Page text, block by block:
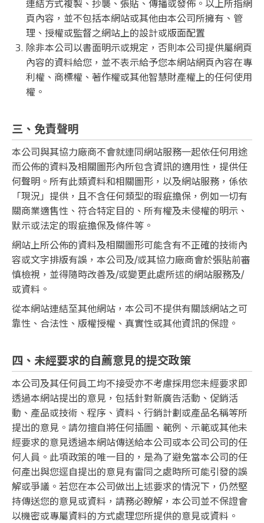
連結方式複製、抄襲、張貼、傳播或發佈。以上所指網
頁內容，並不包括本網站或其他由本公司所擁有、管
理、授權或監督之網站上的設計或版面配置
除非本公司以書面明示或規定，否則本公司提供屬網頁
內容的資料給您，並不表示給予您本網站網頁內容在專
利權、商標權、著作權或其他智慧財產權上的任何使用
權。
三、免責聲明
本公司與其協力廠商不會就連同網站服務一起依任何用途
而公佈的資料及相關圖形內所包含資訊的適用性，提供任
何聲明。所有此類資料和相關圖形，以及網站服務，係依
「現況」提供，且不含任何類型的瑕疵擔保，例如一切有
關商業適售性、符合特定目的、所有權及未侵權的明示、
默示或法定的瑕疵擔保及條件等。
網站上所公佈的資料及相關圖形可能含有不正確的技術內
容或文字排版有誤，本公司及/或其協力廠商會於張貼前審
慎檢視，並得隨時改善及/或變更此處所述的網站服務及/
或資料。
從本網站連結至其他網站，本公司不提供有關該網站之可
靠性、合法性、版權授權、真實性或其他資訊的保證。
四、未經要求的自薦意見的提交政策
本公司及其任何員工均不接受亦不考慮採用您未經要求即
透過本網站提出的意見，包括針對新廣告活動、促銷活
動、產品或技術、程序、資料、行銷計劃或產品名稱等所
提出的意見。請勿擅自將任何插圖、範例、示範或其他未
經要求的意見透過本網站傳送給本公司或本公司公司的任
何人員。此項政策的唯一目的，是為了避免當本公司的任
何產出與您逕自提出的意見有雷同之處時所可能引發的誤
解或爭議。若您在本公司做出上述要求的情況下，仍然堅
持傳送您的意見或資料，請務必瞭解，本公司並不保證會
以機密或專屬資料的方式處理您所提供的意見或資料。